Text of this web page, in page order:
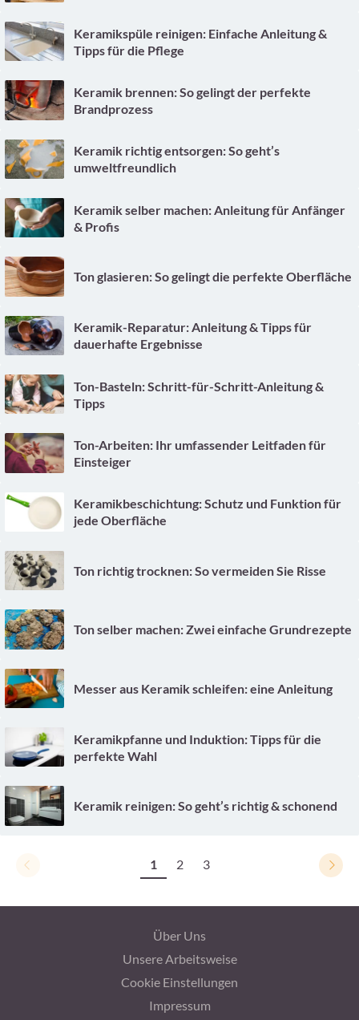
Keramikspüle reinigen: Einfache Anleitung &
Tipps für die Pflege
Keramik brennen: So gelingt der perfekte
Brandprozess
Keramik richtig entsorgen: So geht’s
umweltfreundlich
Keramik selber machen: Anleitung für Anfänger
& Profis
Ton glasieren: So gelingt die perfekte Oberfläche
Keramik-Reparatur: Anleitung & Tipps für
dauerhafte Ergebnisse
Ton-Basteln: Schritt-für-Schritt-Anleitung &
Tipps
Ton-Arbeiten: Ihr umfassender Leitfaden für
Einsteiger
Keramikbeschichtung: Schutz und Funktion für
jede Oberfläche
Ton richtig trocknen: So vermeiden Sie Risse
Ton selber machen: Zwei einfache Grundrezepte
Messer aus Keramik schleifen: eine Anleitung
Keramikpfanne und Induktion: Tipps für die
perfekte Wahl
Keramik reinigen: So geht’s richtig & schonend
1 2 3
Über Uns
Unsere Arbeitsweise
Cookie Einstellungen
Impressum